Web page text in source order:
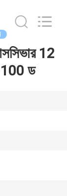
12
100 ড